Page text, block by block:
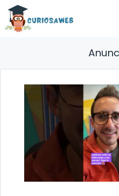
Saltar
contenido